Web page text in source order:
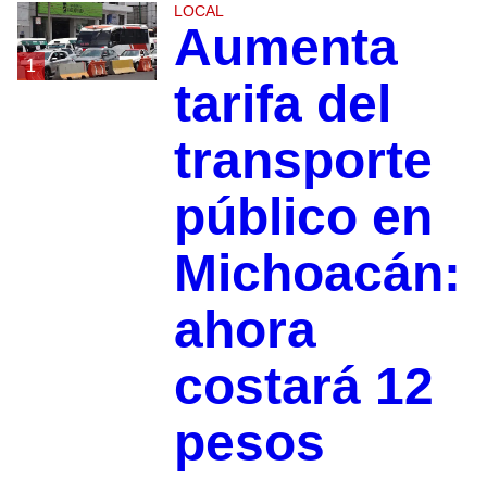
1
LOCAL
Aumenta
tarifa del
transporte
público en
Michoacán:
ahora
costará 12
pesos